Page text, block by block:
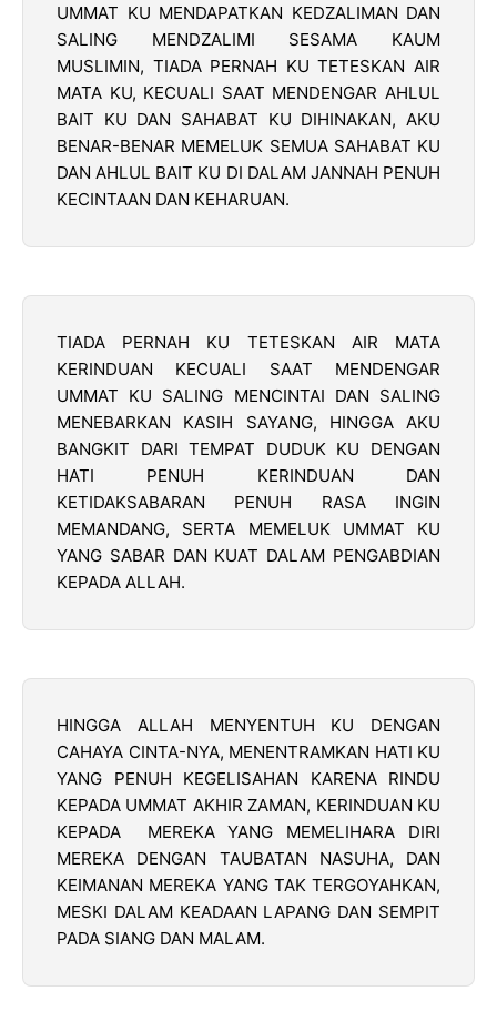
UMMAT KU MENDAPATKAN KEDZALIMAN DAN
SALING MENDZALIMI SESAMA KAUM
MUSLIMIN, TIADA PERNAH KU TETESKAN AIR
MATA KU, KECUALI SAAT MENDENGAR AHLUL
BAIT KU DAN SAHABAT KU DIHINAKAN, AKU
BENAR-BENAR MEMELUK SEMUA SAHABAT KU
DAN AHLUL BAIT KU DI DALAM JANNAH PENUH
KECINTAAN DAN KEHARUAN.
TIADA PERNAH KU TETESKAN AIR MATA
KERINDUAN KECUALI SAAT MENDENGAR
UMMAT KU SALING MENCINTAI DAN SALING
MENEBARKAN KASIH SAYANG, HINGGA AKU
BANGKIT DARI TEMPAT DUDUK KU DENGAN
HATI PENUH KERINDUAN DAN
KETIDAKSABARAN PENUH RASA INGIN
MEMANDANG, SERTA MEMELUK UMMAT KU
YANG SABAR DAN KUAT DALAM PENGABDIAN
KEPADA ALLAH.
HINGGA ALLAH MENYENTUH KU DENGAN
CAHAYA CINTA-NYA, MENENTRAMKAN HATI KU
YANG PENUH KEGELISAHAN KARENA RINDU
KEPADA UMMAT AKHIR ZAMAN, KERINDUAN KU
KEPADA MEREKA YANG MEMELIHARA DIRI
MEREKA DENGAN TAUBATAN NASUHA, DAN
KEIMANAN MEREKA YANG TAK TERGOYAHKAN,
MESKI DALAM KEADAAN LAPANG DAN SEMPIT
PADA SIANG DAN MALAM.